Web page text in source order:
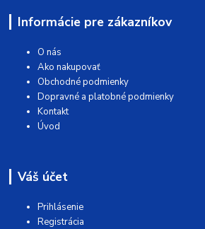
Informácie pre zákazníkov
O nás
Ako nakupovať
Obchodné podmienky
Dopravné a platobné podmienky
Kontakt
Úvod
Váš účet
Prihlásenie
Registrácia